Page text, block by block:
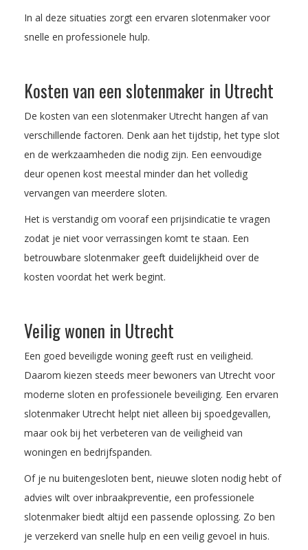
In al deze situaties zorgt een ervaren slotenmaker voor
snelle en professionele hulp.
Kosten van een slotenmaker in Utrecht
De kosten van een slotenmaker Utrecht hangen af van
verschillende factoren. Denk aan het tijdstip, het type slot
en de werkzaamheden die nodig zijn. Een eenvoudige
deur openen kost meestal minder dan het volledig
vervangen van meerdere sloten.
Het is verstandig om vooraf een prijsindicatie te vragen
zodat je niet voor verrassingen komt te staan. Een
betrouwbare slotenmaker geeft duidelijkheid over de
kosten voordat het werk begint.
Veilig wonen in Utrecht
Een goed beveiligde woning geeft rust en veiligheid.
Daarom kiezen steeds meer bewoners van Utrecht voor
moderne sloten en professionele beveiliging. Een ervaren
slotenmaker Utrecht helpt niet alleen bij spoedgevallen,
maar ook bij het verbeteren van de veiligheid van
woningen en bedrijfspanden.
Of je nu buitengesloten bent, nieuwe sloten nodig hebt of
advies wilt over inbraakpreventie, een professionele
slotenmaker biedt altijd een passende oplossing. Zo ben
je verzekerd van snelle hulp en een veilig gevoel in huis.